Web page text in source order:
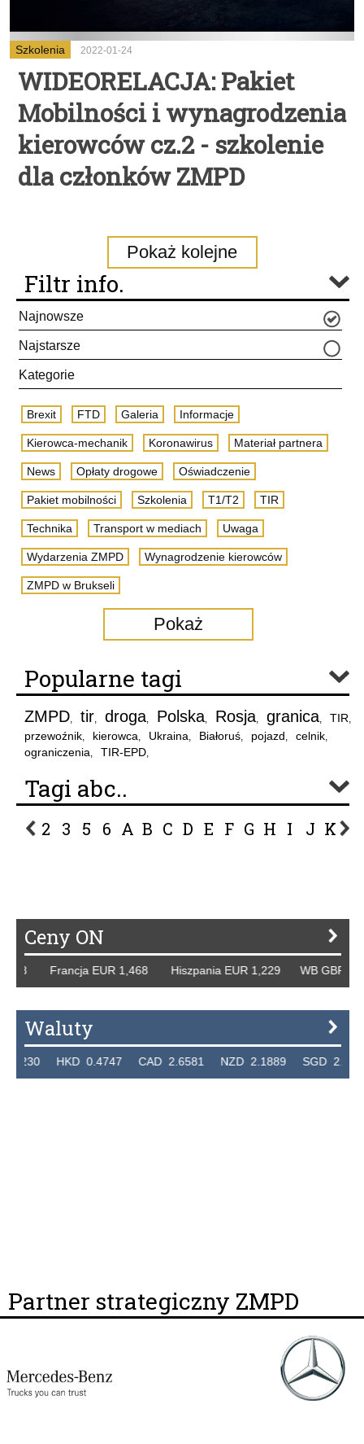
Szkolenia 2022-01-24
WIDEORELACJA: Pakiet
Mobilności i wynagrodzenia
kierowców cz.2 - szkolenie
dla członków ZMPD
Pokaż kolejne
Filtr info.
Najnowsze
Najstarsze
Kategorie
Brexit FTD Galeria Informacje
Kierowca-mechanik Koronawirus Materiał partnera
News Opłaty drogowe Oświadczenie
Pakiet mobilności Szkolenia T1/T2 TIR
Technika Transport w mediach Uwaga
Wydarzenia ZMPD Wynagrodzenie kierowców
ZMPD w Brukseli
Pokaż
Popularne tagi
ZMPD, tir, droga, Polska, Rosja, granica, TIR,
przewoźnik, kierowca, Ukraina, Białoruś, pojazd, celnik,
ograniczenia, TIR-EPD,
Tagi abc..
2 3 5 6 A B C D E F G H I J K L
Ceny ON
EUR 1,468 Hiszpania EUR 1,229 WB GBP 1,318
Waluty
0.4747 CAD 2.6581 NZD 2.1889 SGD 2.9048
Partner strategiczny ZMPD